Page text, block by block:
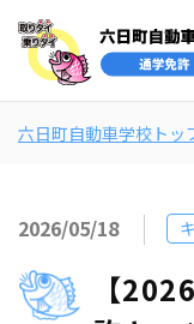
六日町自動車学校トッ
2026/05/18
【